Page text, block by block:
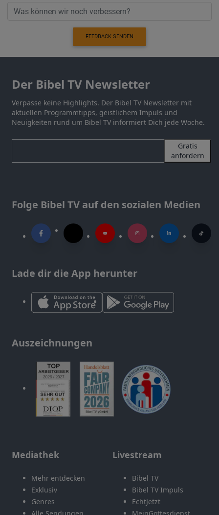
FEEDBACK SENDEN
Der Bibel TV Newsletter
Verpasse keine Highlights. Der Bibel TV Newsletter mit
aktuellen Programmtipps, geistlichem Impuls und
Neuigkeiten rund um Bibel TV informiert Dich jede Woche.
Gratis
anfordern
Folge Bibel TV auf den sozialen Medien
Lade dir die App herunter
Auszeichnungen
Mediathek
Mehr entdecken
Exklusiv
Genres
Livestream
Bibel TV
Bibel TV Impuls
EchtJetzt